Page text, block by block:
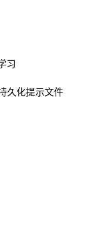
习
久化提示文件